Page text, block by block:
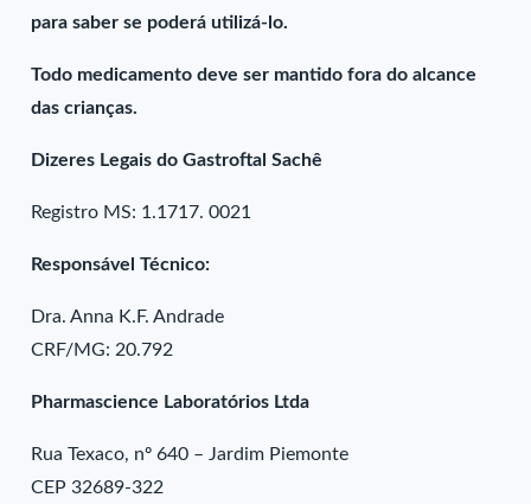
para saber se poderá utilizá-lo.
Todo medicamento deve ser mantido fora do alcance
das crianças.
Dizeres Legais do Gastroftal Sachê
Registro MS: 1.1717. 0021
Responsável Técnico:
Dra. Anna K.F. Andrade
CRF/MG: 20.792
Pharmascience Laboratórios Ltda
Rua Texaco, nº 640 – Jardim Piemonte
CEP 32689-322